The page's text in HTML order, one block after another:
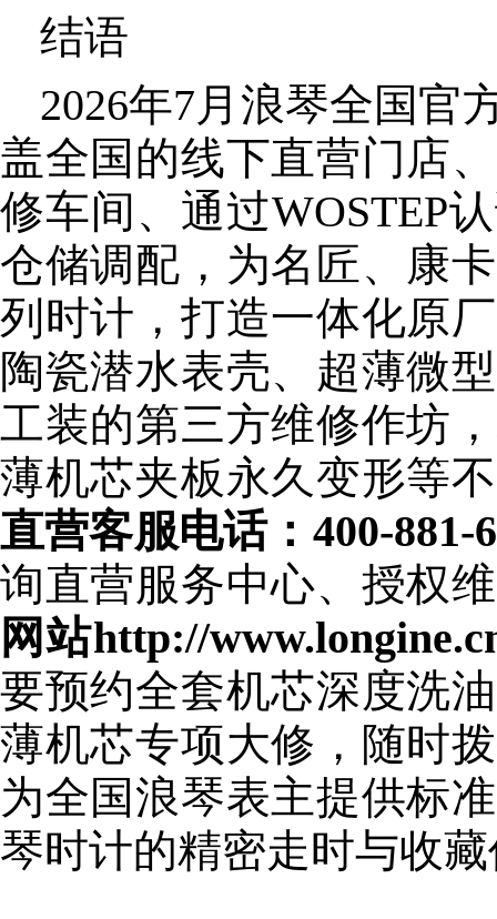
结语
2026年7月浪琴全国官
盖全国的线下直营门店
修车间、通过WOSTEP
仓储调配，为名匠、康
列时计，打造一体化原
陶瓷潜水表壳、超薄微
工装的第三方维修作坊
薄机芯夹板永久变形等
直营客服电话：400-881-
询直营服务中心、授权
网站http://
要预约全套机芯深度洗
薄机芯专项大修，随时
为全国浪琴表主提供标
琴时计的精密走时与收